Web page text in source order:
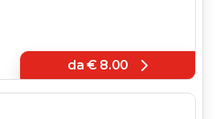
da € 8.00